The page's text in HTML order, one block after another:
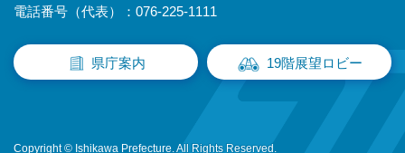
電話番号（代表）：076-225-1111
県庁案内 19階展望ロビー
Copyright © Ishikawa Prefecture. All Rights Reserved.